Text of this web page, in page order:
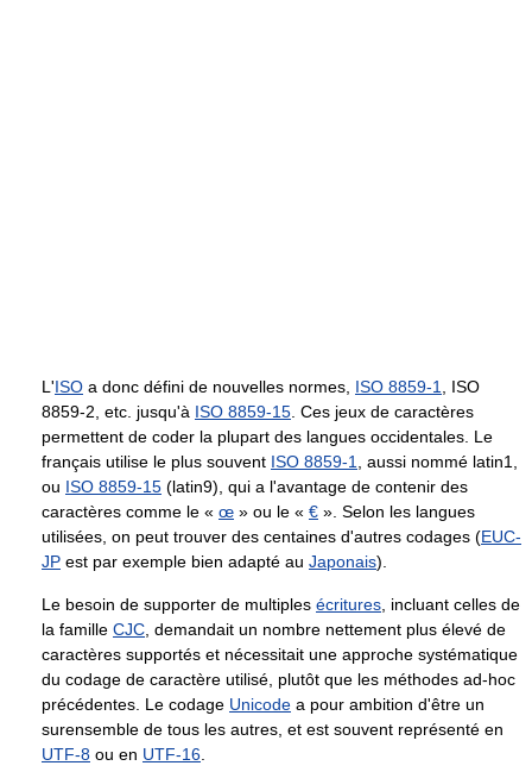
L'ISO a donc défini de nouvelles normes, ISO 8859-1
, ISO
8859-2, etc. jusqu'à ISO 8859-15 . Ces jeux de caractères
permettent de coder la plupart des langues occidentales. Le
français utilise le plus souvent ISO 8859-1
, aussi nommé latin1,
ou ISO 8859-15 (latin9), qui a l'avantage de contenir des
caractères comme le « œ » ou le « € ». Selon les langues
utilisées, on peut trouver des centaines d'autres codages (EUC-
JP est par exemple bien adapté au Japonais).
Le besoin de supporter de multiples écritures , incluant celles de
la famille CJC , demandait un nombre nettement plus élevé de
caractères supportés et nécessitait une approche systématique
du codage de caractère utilisé, plutôt que les méthodes ad-hoc
précédentes. Le codage Unicode a pour ambition d'être un
surensemble de tous les autres, et est souvent représenté en
UTF-8 ou en UTF-16